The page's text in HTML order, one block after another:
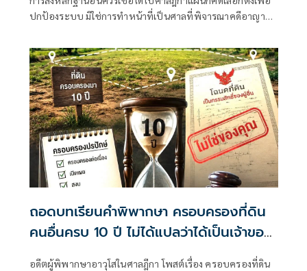
ปกป้องระบบ มิใช่การทำหน้าที่เป็นศาลที่พิจารณาคดีอาญา
ถอดบทเรียนคำพิพากษา ครอบครองที่ดิน
คนอื่นครบ 10 ปี ไม่ได้แปลว่าได้เป็นเจ้าของ
อดีตผู้พิพากษาอาวุโสในศาลฎีกา โพสต์เรื่อง ครอบครองที่ดิน